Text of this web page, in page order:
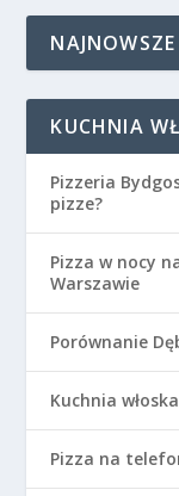
KUCHNIA
Pizzeria
pizze?
Pizza w nocy
Warszawie
Porównanie
Kuchnia
Pizza na